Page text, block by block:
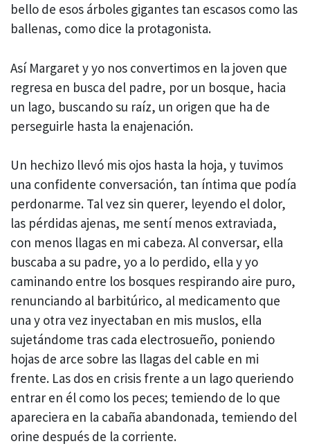
bello de esos árboles gigantes tan escasos como las
ballenas, como dice la protagonista.
Así Margaret y yo nos convertimos en la joven que
regresa en busca del padre, por un bosque, hacia
un lago, buscando su raíz, un origen que ha de
perseguirle hasta la enajenación.
Un hechizo llevó mis ojos hasta la hoja, y tuvimos
una confidente conversación, tan íntima que podía
perdonarme. Tal vez sin querer, leyendo el dolor,
las pérdidas ajenas, me sentí menos extraviada,
con menos llagas en mi cabeza. Al conversar, ella
buscaba a su padre, yo a lo perdido, ella y yo
caminando entre los bosques respirando aire puro,
renunciando al barbitúrico, al medicamento que
una y otra vez inyectaban en mis muslos, ella
sujetándome tras cada electrosueño, poniendo
hojas de arce sobre las llagas del cable en mi
frente. Las dos en crisis frente a un lago queriendo
entrar en él como los peces; temiendo de lo que
apareciera en la cabaña abandonada, temiendo del
orine después de la corriente.